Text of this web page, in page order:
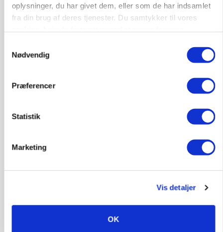
oplysninger, du har givet dem, eller som de har indsamlet
fra din brug af deres tjenester. Du samtykker til vores
Nødvendig
Præferencer
Statistik
Marketing
Vis detaljer
OK
Fra mark til mur: Byggeriet kan åbne nyt
marked for biokul
»Nu stopper I«: Landbrugsdebattør og